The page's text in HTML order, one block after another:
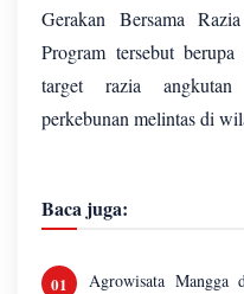
Gerakan Bersama
Program tersebut
target razia angkutan
perkebunan melintas di
Baca juga:
Agrowisata Mangga